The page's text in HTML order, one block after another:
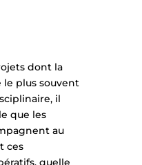
dont la
le plus souvent
il
que les
au
ces
quelle